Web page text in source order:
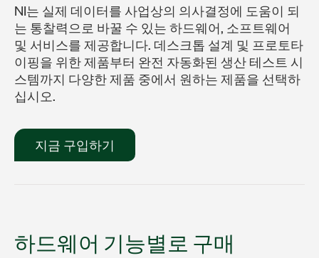
NI는 실제 데이터를 사업상의 의사결정에 도움이 되
는 통찰력으로 바꿀 수 있는 하드웨어, 소프트웨어
및 서비스를 제공합니다. 데스크톱 설계 및 프로토타
이핑을 위한 제품부터 완전 자동화된 생산 테스트 시
스템까지 다양한 제품 중에서 원하는 제품을 선택하
십시오.
지금 구입하기
하드웨어 기능별로 구매